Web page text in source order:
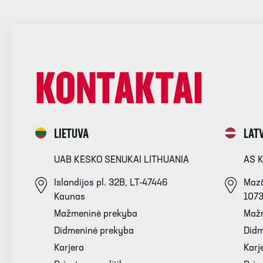
KONTAKTAI
LIETUVA
UAB KESKO SENUKAI LITHUANIA
Islandijos pl. 32B, LT-47446
Kaunas
Mažmeninė prekyba
Didmeninė prekyba
Karjera
AS
1073